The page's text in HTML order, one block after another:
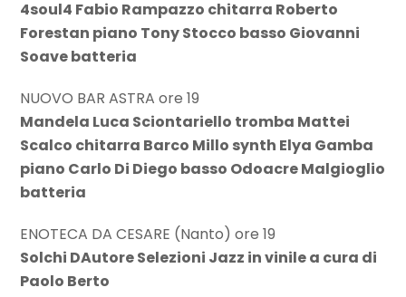
4soul4 Fabio Rampazzo chitarra Roberto
Forestan piano Tony Stocco basso Giovanni
Soave batteria
NUOVO BAR ASTRA ore 19
Mandela Luca Sciontariello tromba Mattei
Scalco chitarra Barco Millo synth Elya Gamba
piano Carlo Di Diego basso Odoacre Malgioglio
batteria
ENOTECA DA CESARE (Nanto) ore 19
Solchi DAutore Selezioni Jazz in vinile a cura di
Paolo Berto